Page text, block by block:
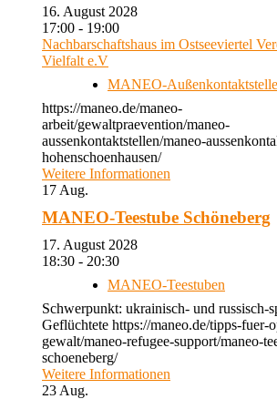
16. August 2028
17:00 - 19:00
Nachbarschaftshaus im Ostseeviertel
Vielfalt e.V
MANEO-
https://maneo.de/maneo-
arbeit/gewaltpraevention/maneo-
aussenkontaktstellen/maneo-
hohenschoenhausen/
Weitere Informationen
17 Aug.
MANEO-Teestube Schöneberg
17. August 2028
18:30 - 20:30
MANEO-Teestuben
Schwerpunkt: ukrainisch- und russisch-
Geflüchtete https://maneo.de/tipps-fuer-
gewalt/maneo-refugee-support/maneo-
schoeneberg/
Weitere Informationen
23 Aug.